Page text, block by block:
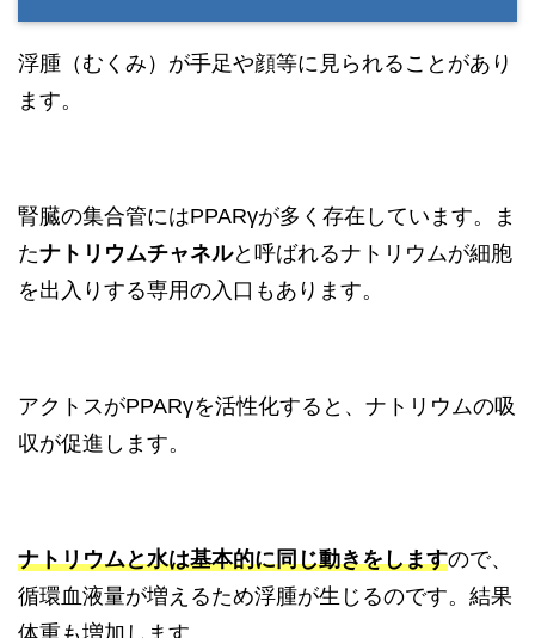
浮腫（むくみ）が手足や顔等に見られることがあり
ます。
腎臓の集合管にはPPARγが多く存在しています。ま
たナトリウムチャネルと呼ばれるナトリウムが細胞
を出入りする専用の入口もあります。
アクトスがPPARγを活性化すると、ナトリウムの吸
収が促進します。
ナトリウムと水は基本的に同じ動きをしますので、
循環血液量が増えるため浮腫が生じるのです。結果